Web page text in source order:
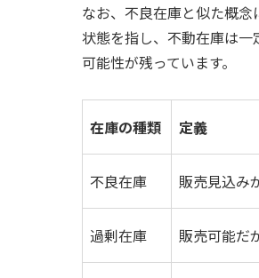
なお、不良在庫と似た概
状態を指し、不動在庫は
可能性が残っています。
在庫の種類 定義
不良在庫 販売見込み
過剰在庫 販売可能だ